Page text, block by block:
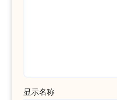
显示名称